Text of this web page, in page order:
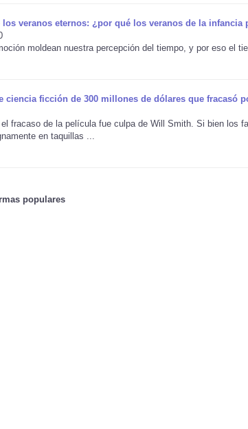
veranos eternos: ¿por qué los veranos de la infancia
moldean nuestra percepción del tiempo, y por eso el
ciencia ficción de 300 millones de dólares que fracasó
fracaso de la película fue culpa de Will Smith. Si bien los
en taquillas ...
populares